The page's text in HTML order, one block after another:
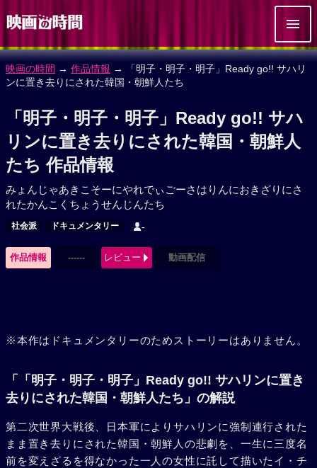
映画の時間 → 作品情報 → 「明子・明子・明子」Ready go!! サハリ
ンに置き去りにされた韓国・朝鮮人たち
「明子・明子・明子」Ready go!! サハ
リンに置き去りにされた韓国・朝鮮人
たち 作品情報
みょんじゃあきこそーにやれでぃごーさはりんにおきざりにさ
れたかんこくちょうせんじんたち
社会派 ドキュメンタリー -
作品情報 ------ レビュー 動画配信
※本作はドキュメンタリーのためストーリーはありません。
「「明子・明子・明子」Ready go!! サハリンに置き
去りにされた韓国・朝鮮人たち」の解説
第二次世界大戦後、日本軍によりサハリンに強制連行された
まま置き去りにされた韓国・朝鮮人の悲劇を、一生に三度名
前を変えざるを得なかった一人の女性に託して描いたイ・チ